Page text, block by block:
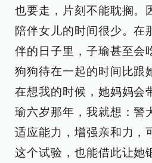
也要走，片刻不能耽搁。
陪伴女儿的时间很少。在
伴的日子里，子瑜甚至会
狗狗待在一起的时间比跟
在想我的时候，她妈妈会
瑜六岁那年，我就想：警
适应能力，增强亲和力，
这个试验，也能借此让她